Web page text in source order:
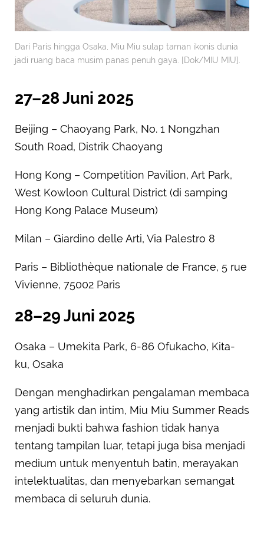
Dari Paris hingga Osaka, Miu Miu sulap taman ikonis dunia
jadi ruang baca musim panas penuh gaya. [Dok/MIU MIU].
27–28 Juni 2025
Beijing – Chaoyang Park, No. 1 Nongzhan
South Road, Distrik Chaoyang
Hong Kong – Competition Pavilion, Art Park,
West Kowloon Cultural District (di samping
Hong Kong Palace Museum)
Milan – Giardino delle Arti, Via Palestro 8
Paris – Bibliothèque nationale de France, 5 rue
Vivienne, 75002 Paris
28–29 Juni 2025
Osaka – Umekita Park, 6-86 Ofukacho, Kita-
ku, Osaka
Dengan menghadirkan pengalaman membaca
yang artistik dan intim, Miu Miu Summer Reads
menjadi bukti bahwa fashion tidak hanya
tentang tampilan luar, tetapi juga bisa menjadi
medium untuk menyentuh batin, merayakan
intelektualitas, dan menyebarkan semangat
membaca di seluruh dunia.